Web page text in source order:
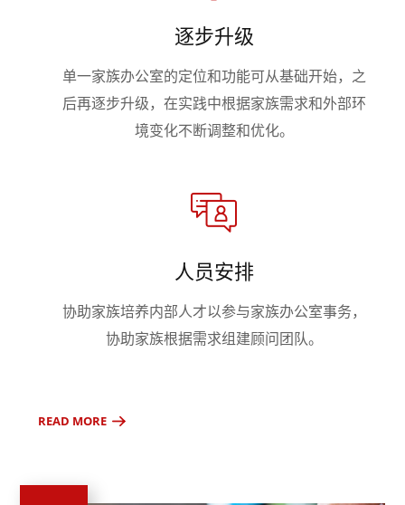
逐步升级
单一家族办公室的定位和功能可从基础开始，之
后再逐步升级，在实践中根据家族需求和外部环
境变化不断调整和优化。
人员安排
协助家族培养内部人才以参与家族办公室事务，
协助家族根据需求组建顾问团队。
READ MORE